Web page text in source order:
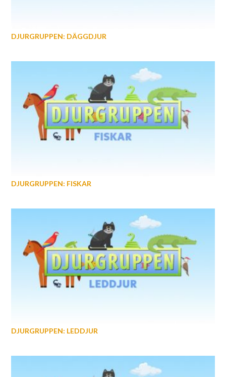
DJURGRUPPEN: DÄGGDJUR
DJURGRUPPEN: FISKAR
DJURGRUPPEN: LEDDJUR